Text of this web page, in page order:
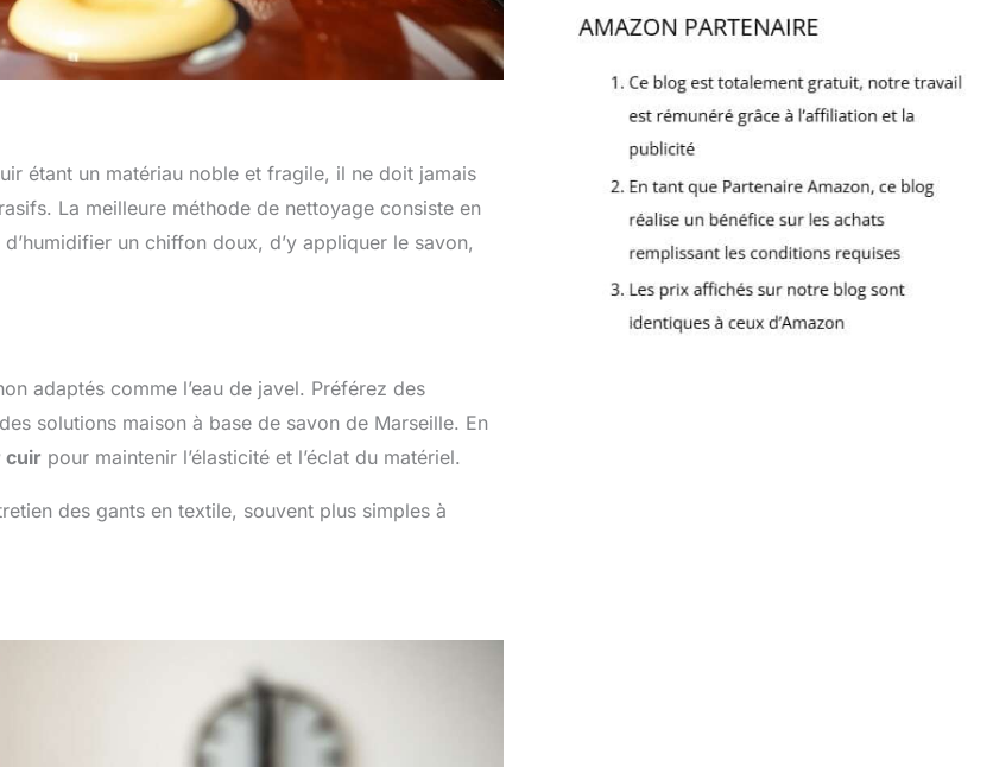
étant un matériau noble et fragile, il ne doit jamais
La meilleure méthode de nettoyage consiste en
un chiffon doux, d’y appliquer le savon,
adaptés comme l’eau de javel. Préférez des
solutions maison à base de savon de Marseille. En
cuir pour maintenir l’élasticité et l’éclat du matériel.
des gants en textile, souvent plus simples à